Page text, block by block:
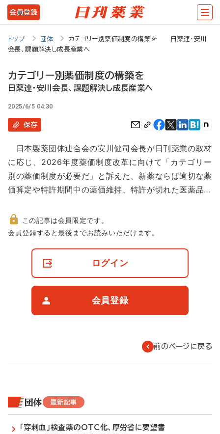
メ
イ
ツ
に
動
会員登録
トップ 団体
カテゴリー別薬価制度の構築を 日薬連・安川
会長、課題解決し成長産業へ
カテゴリー別薬価制度の構築を
日薬連・安川会長、課題解決し成長産業へ
2025/6/5 04:30
保存
日本製薬団体連合会の安川健司会長が日刊薬業の取材
に応じ、2026年度薬価制度改革に向けて「カテゴリー
別の薬価制度が必要だ」と訴えた。新薬ならば適切な薬
価算定や特許期間中の薬価維持、特許が切れた医薬品…
非
この記事は会員限定です。
会員登録すると最後までお読みいただけます。
ログイン
会員登録
前のページに戻る
団体 最新記事
「穿刺血」検査薬のOTC化、厚労省に要望書